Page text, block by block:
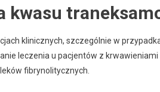
kwasu
klinicznych, szczególnie w
leczenia u pacjentów z
fibrynolitycznych.